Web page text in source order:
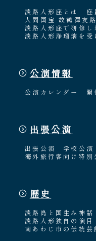
淡路人形座とは
座
人間国宝 故鶴澤友
淡路人形座で研修し
淡路人形浄瑠璃を受
公演情報
公演カレンダー 開
出張公演
出張公演
学校公演
海外旅行客向け特別
歴史
淡路島と国生み神話
淡路人形独自の演目
南あわじ市の伝統芸